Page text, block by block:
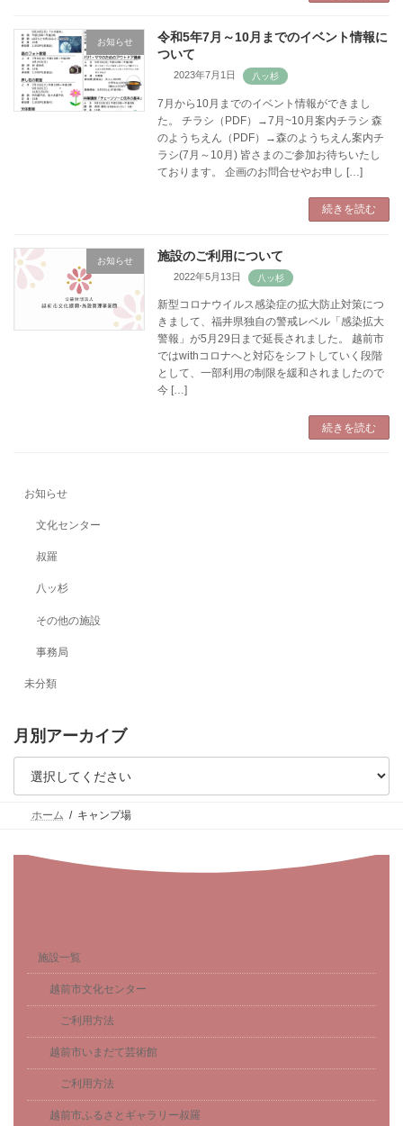
お知らせ
令和5年7月～10月までのイベント情報に
ついて
2023年7月1日
7月から10月までのイベント情報ができまし
た。 チラシ（PDF）→7月~10月案内チラシ 森
のようちえん（PDF）→森のようちえん案内チ
ラシ(7月～10月) 皆さまのご参加お待ちいたし
ております。 企画のお問合せやお申し […]
続きを読む
お知らせ 施設のご利用について
2022年5月13日
新型コロナウイルス感染症の拡大防止対策につ
きまして、福井県独自の警戒レベル「感染拡大
警報」が5月29日まで延長されました。 越前市
ではwithコロナへと対応をシフトしていく段階
として、一部利用の制限を緩和されましたので
今 […]
続きを読む
お知らせ
文化センター
叔羅
八ッ杉
その他の施設
事務局
未分類
月別アーカイブ
ホーム キャンプ場
施設一覧
越前市文化センター
ご利用方法
越前市いまだて芸術館
ご利用方法
越前市ふるさとギャラリー叔羅